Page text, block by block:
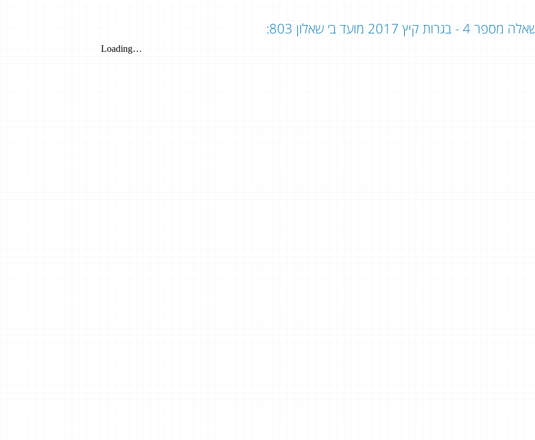
מספר 4 - בגרות קיץ 2017 מועד ב׳ שאלון 803: